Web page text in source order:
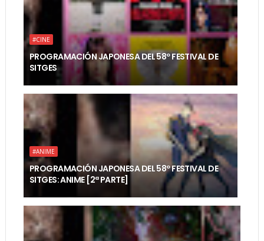
#CINE
PROGRAMACIÓN JAPONESA DEL 58º FESTIVAL DE
SITGES
#ANIME
PROGRAMACIÓN JAPONESA DEL 58º FESTIVAL DE
SITGES: ANIME [2ª PARTE]